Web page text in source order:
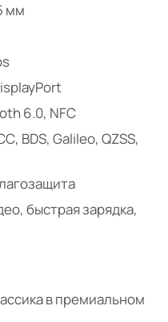
мм
6.0, NFC
BDS, Galileo, QZSS,
быстрая зарядка,
в премиальном